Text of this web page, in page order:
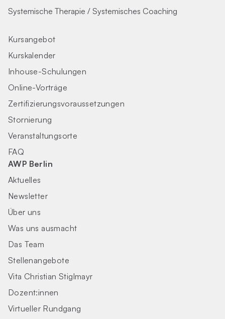
Systemische Therapie / Systemisches Coaching
Kursangebot
Kurskalender
Inhouse-Schulungen
Online-Vorträge
Zertifizierungs­voraus­setzungen
Stornierung
Veranstaltungsorte
FAQ
AWP Berlin
Aktuelles
Newsletter
Über uns
Was uns ausmacht
Das Team
Stellenangebote
Vita Christian Stiglmayr
Dozent:innen
Virtueller Rundgang